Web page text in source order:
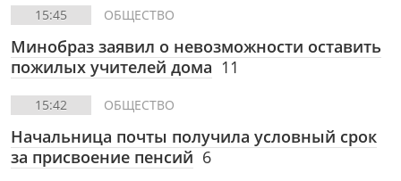
15:45 ОБЩЕСТВО
Минобраз заявил о невозможности оставить
пожилых учителей дома 11
15:42 ОБЩЕСТВО
Начальница почты получила условный срок
за присвоение пенсий 6